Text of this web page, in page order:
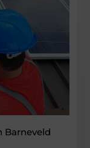
Barneveld